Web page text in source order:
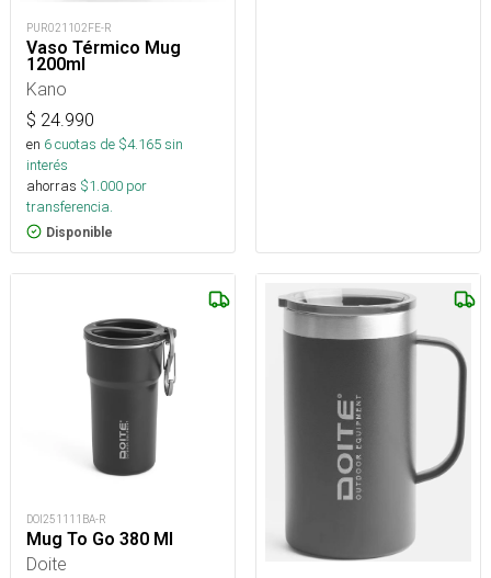
PUR021102FE-R
Vaso Térmico Mug
1200ml
Kano
$ 24.990
en 6cuotas de $4.165sin
interés
ahorras $1.000 por
transferencia.
Disponible
DOI251111BA-R
Mug To Go 380 Ml
Doite